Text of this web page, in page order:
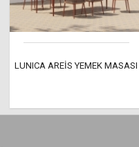
LUNICA AREİS YEMEK MASASI